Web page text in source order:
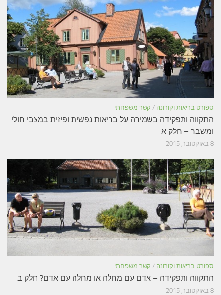
ספורט בריאות וקורונה / קשר משפחתי
התקווה ותפקידה בשמירה על בריאות נפשית ופיזית במצבי חולי
ומשבר – חלק א
8 באוקטובר, 2015
ספורט בריאות וקורונה / קשר משפחתי
התקווה ותפקידה – אדם עם מחלה או מחלה עם אדם? חלק ב
8 באוקטובר, 2015